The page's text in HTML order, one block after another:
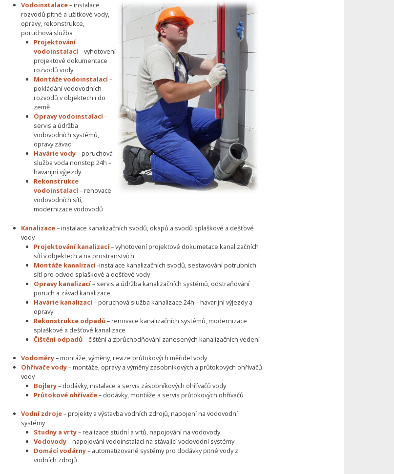
Vodoinstalace– instalace
rozvodů pitné a užitkové vody,
opravy, rekonstrukce,
poruchová služba
Projektování
vodoinstalací– vyhotovení
projektové dokumentace
rozvodů vody
Montáže vodoinstalací–
pokládání vodovodních
rozvodů v objektech i do
země
Opravy vodoinstalací–
servis a údržba
vodovodních systémů,
opravy závad
Havárie vody– poruchová
služba voda nonstop 24h –
havarijní výjezdy
Rekonstrukce
vodoinstalací– renovace
vodovodních sítí,
modernizace vodovodů
Kanalizace– instalace kanalizačních svodů, okapů a svodů splaškové a dešťové
vody
Projektování kanalizací– vyhotovení projektové dokumetace kanalizačních
sítí v objektech a na prostranstvích
Montáže kanalizací-instalace kanalizačních svodů, sestavování potrubních
sítí pro odvod splaškové a dešťové vody
Opravy kanalizací– servis a údržba kanalizačních systémů, odstraňování
poruch a závad kanalizace
Havárie kanalizací– poruchová služba kanalizace 24h – havarijní výjezdy a
opravy
Rekonstrukce odpadů– renovace kanalizačních systémů, modernizace
splaškové a dešťové kanalizace
Čištění odpadů– čištění a zprůchodňování zanesených kanalizačních vedení
Vodoměry– montáže, výměny, revize průtokových měřidel vody
Ohřívače vody– montáže, opravy a výměny zásobníkových a průtokových ohřívačů
vody
Bojlery– dodávky, instalace a servis zásobníkových ohřívačů vody
Průtokové ohřívače– dodávky, montáže a servis průtokových ohřívačů
Vodní zdroje– projekty a výstavba vodních zdrojů, napojení na vodovodní
systémy
Studny a vrty– realizace studní a vrtů, napojování na vodovody
Vodovody– napojování vodoinstalací na stávající vodovodní systémy
Domácí vodárny– automatizované systémy pro dodávky pitné vody z
vodních zdrojů